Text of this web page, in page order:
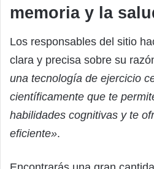
memoria y la
Los responsables del sitio
clara y precisa sobre su
una tecnología de ejercicio
científicamente que te
habilidades cognitivas y te
eficiente».